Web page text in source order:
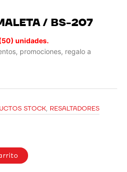
/ BS-207
unidades.
promociones, regalo a
STOCK, RESALTADORES